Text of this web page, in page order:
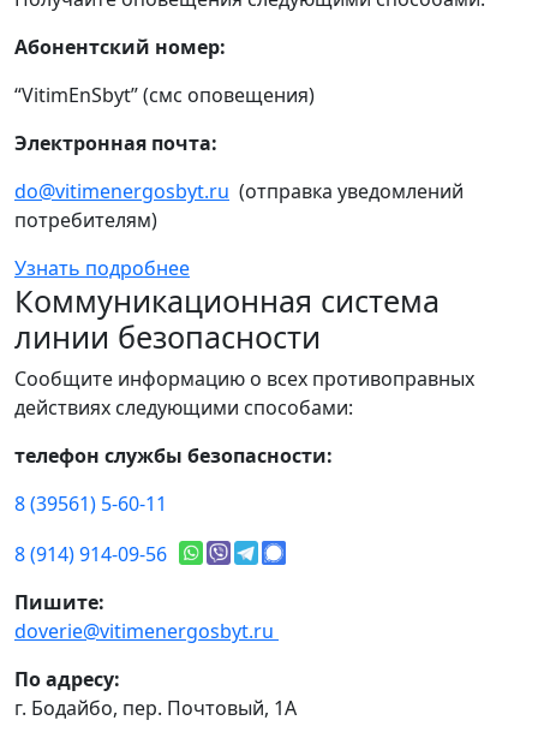
Абонентский номер:
“VitimEnSbyt” (смс оповещения)
Электронная почта:
do@vitimenergosbyt.ru (отправка уведомлений
потребителям)
Узнать подробнее
Коммуникационная система
линии безопасности
Сообщите информацию о всех противоправных
действиях следующими способами:
телефон службы безопасности:
8 (39561) 5-60-11
8 (914) 914-09-56
Пишите:
doverie@vitimenergosbyt.ru
По адресу:
г. Бодайбо, пер. Почтовый, 1А